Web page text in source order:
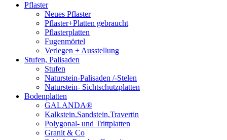
Pflaster
Neues Pflaster
Pflaster+Platten gebraucht
Pflasterplatten
Fugenmörtel
Verlegen + Ausstellung
Stufen, Palisaden
Stufen
Naturstein-Palisaden /-Stelen
Naturstein- Sichtschutzplatten
Bodenplatten
GALANDA®
Kalkstein,Sandstein,Travertin
Polygonal- und Trittplatten
Granit & Co